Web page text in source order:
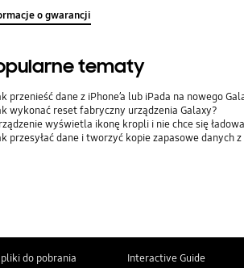
o gwarancji
tematy
przenieść dane z iPhone’a lub iPada na nowego
wykonać reset fabryczny urządzenia Galaxy?
wyświetla ikonę kropli i nie chce się
przesyłać dane i tworzyć kopie zapasowe
do pobrania Interactive Guide